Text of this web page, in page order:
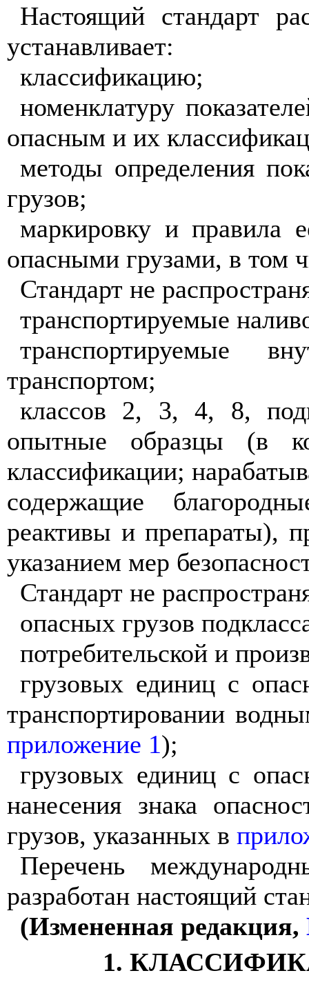
Настоящий стандарт
устанавливает:
классификацию;
номенклатуру
опасным и их
методы определения
грузов;
маркировку и правила
опасными грузами, в том
Стандарт не
транспортируемые
транспортируемые
транспортом;
классов 2, 3, 4, 8,
опытные образцы (в
классификации;
содержащие
реактивы и препараты),
указанием мер
Стандарт не
опасных грузов
потребительской и
грузовых единиц с
транспортировании
приложение 1);
грузовых единиц с
нанесения знака
грузов, указанных в
Перечень
разработан настоящий
(Измененная редакция,
1.